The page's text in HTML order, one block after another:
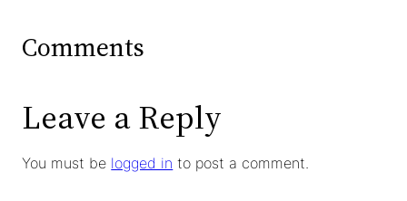
Comments
Leave a Reply
You must be logged in to post a comment.